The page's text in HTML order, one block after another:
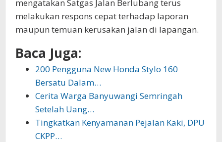
mengatakan Satgas Jalan Berlubang terus
melakukan respons cepat terhadap laporan
maupun temuan kerusakan jalan di lapangan.
Baca Juga:
200 Pengguna New Honda Stylo 160
Bersatu Dalam…
Cerita Warga Banyuwangi Semringah
Setelah Uang…
Tingkatkan Kenyamanan Pejalan Kaki, DPU
CKPP…